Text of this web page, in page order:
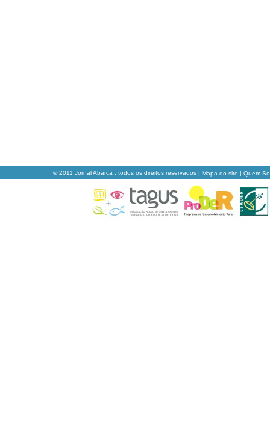
© 2011 Jornal Abarca , todos os direitos reservados | Mapa do site | Quem